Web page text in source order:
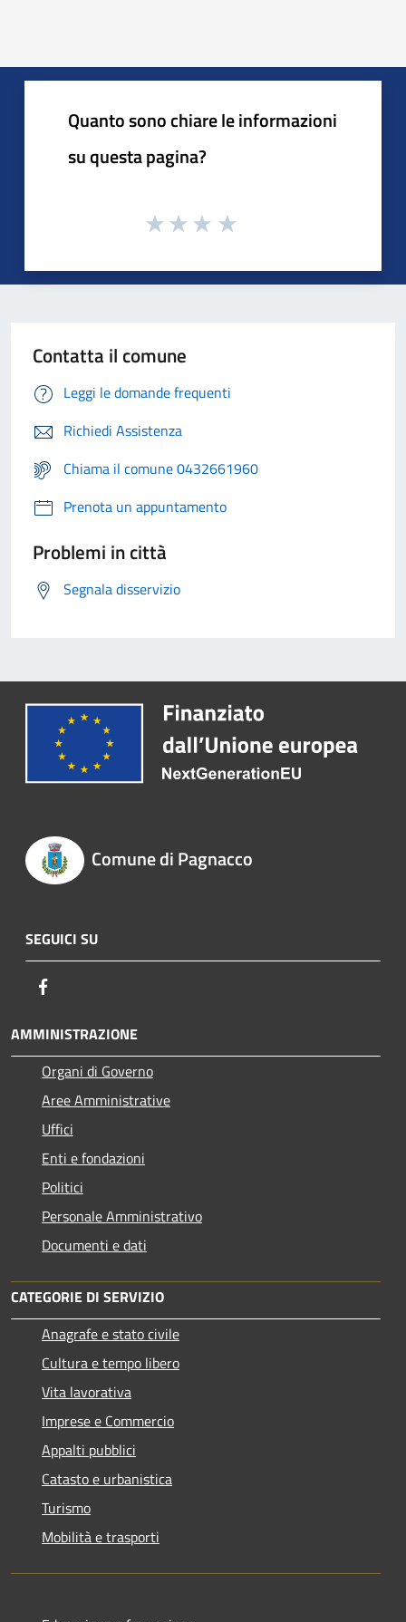
Quanto sono chiare le informazioni
su questa pagina?
Contatta il comune
Leggi le domande frequenti
Richiedi Assistenza
Chiama il comune 0432661960
Prenota un appuntamento
Problemi in città
Segnala disservizio
Comune di Pagnacco
SEGUICI SU
AMMINISTRAZIONE
Organi di Governo
Aree Amministrative
Uffici
Enti e fondazioni
Politici
Personale Amministrativo
Documenti e dati
CATEGORIE DI SERVIZIO
Anagrafe e stato civile
Cultura e tempo libero
Vita lavorativa
Imprese e Commercio
Appalti pubblici
Catasto e urbanistica
Turismo
Mobilità e trasporti